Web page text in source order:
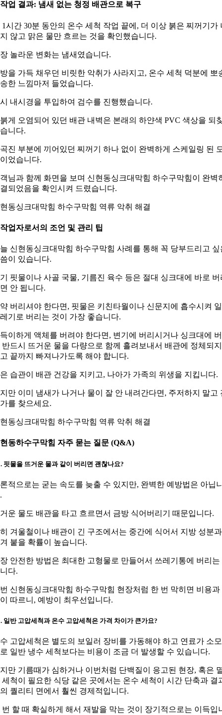
업 결과: 냄새 없는 청정 배관으로 복구
1시간 30분 동안의 온수 세척 작업 끝에, 더 이상 붉은 찌꺼기가
않고 맑은 물만 흐르는 것을 확인했습니다.
놀라운 변화는 냄새였습니다.
을 가득 채우던 비릿한 악취가 사라지고, 온수 세척 덕분에 뽀
한 느낌마저 들었습니다.
내시경을 투입하여 검수를 진행했습니다.
게 오염되어 있던 배관 내벽은 본래의 하얀색 PVC 색상을 되
니다.
진 부분에 끼어있던 찌꺼기 하나 없이 완벽하게 스케일링 된
었습니다.
님과 함께 화면을 보며 신현동싱크대막힘 하수구막힘이 완벽
되었음을 확인시켜 드렸습니다.
동싱크대막힘 하수구막힘 역류 악취 해결
업자로서의 조언 및 관리 팁
신현동싱크대막힘 하수구막힘 사례를 통해 꼭 당부드리고 싶
이 있습니다.
핏물이나 사골 국물, 기름진 육수 등은 절대 싱크대에 바로 버
안 됩니다.
버리셔야 한다면, 핏물은 키친타월이나 신문지에 흡수시켜
기로 버리는 것이 가장 좋습니다.
이하게 액체를 버려야 한다면, 변기에 버리시거나 싱크대에
반드시 뜨거운 물을 다량으로 함께 흘려보내서 배관에 정체되지
끝까지 빠져나가도록 해야 합니다.
습관이 배관 건강을 지키고, 나아가 가족의 위생을 지킵니다.
만 이미 냄새가 나거나 물이 잘 안 내려간다면, 주저하지 말고
를 찾으세요.
동싱크대막힘 하수구막힘 역류 악취 해결
동하수구막힘 자주 묻는 질문 (Q&A)
핏물을 뜨거운 물과 같이 버리면 괜찮나요?
적으로는 굳는 속도를 늦출 수 있지만, 완벽한 예방법은 아닙
운 물도 배관을 타고 흐르면서 금방 식어버리기 때문입니다.
겨울철이나 배관이 긴 구조에서는 중간에 식어서 지방 성분과
붙을 확률이 높습니다.
안전한 방법은 최대한 고형물로 만들어서 쓰레기통에 버리는
다.
신현동싱크대막힘 하수구막힘 현장처럼 한 번 막히면 비용과
따르니, 예방이 최우선입니다.
일반 고압세척과 온수 고압세척은 가격 차이가 큰가요?
고압세척은 별도의 보일러 장비를 가동해야 하고 연료가 소
일반 냉수 세척보다는 비용이 조금 더 발생할 수 있습니다.
만 기름때가 심하거나 이번처럼 단백질이 응고된 현장, 혹은
세척이 필요한 식당 같은 곳에서는 온수 세척이 시간 단축과 결
퀄리티 면에서 훨씬 경제적입니다.
번 할 때 확실하게 해서 재발을 막는 것이 장기적으로는 이득입